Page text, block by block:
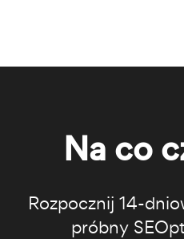
Na co
Rozpocznij 14-
próbny